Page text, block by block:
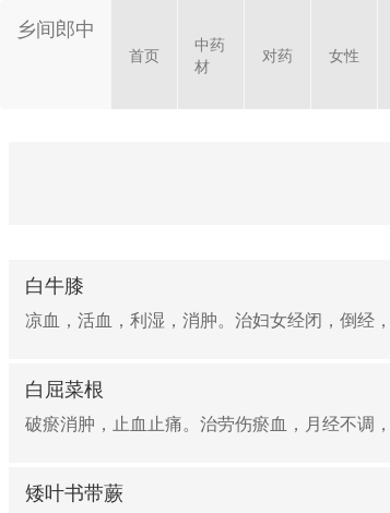
乡间郎中
首页
中药
材
对药 女性
白牛膝
凉血，活血，利湿，消肿。治妇女经闭，倒经
白屈菜根
破瘀消肿，止血止痛。治劳伤瘀血，月经不调
矮叶书带蕨